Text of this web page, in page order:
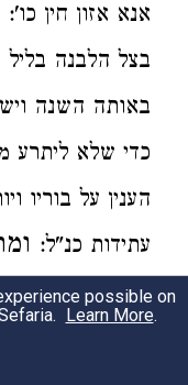
אנא אזון חין
בצל הלבנה
באותה השנה
כדי שלא ליתרע
הענין על בוריו
עתידות כנ"ל:
ביום
קודם
possible on
Learn More.